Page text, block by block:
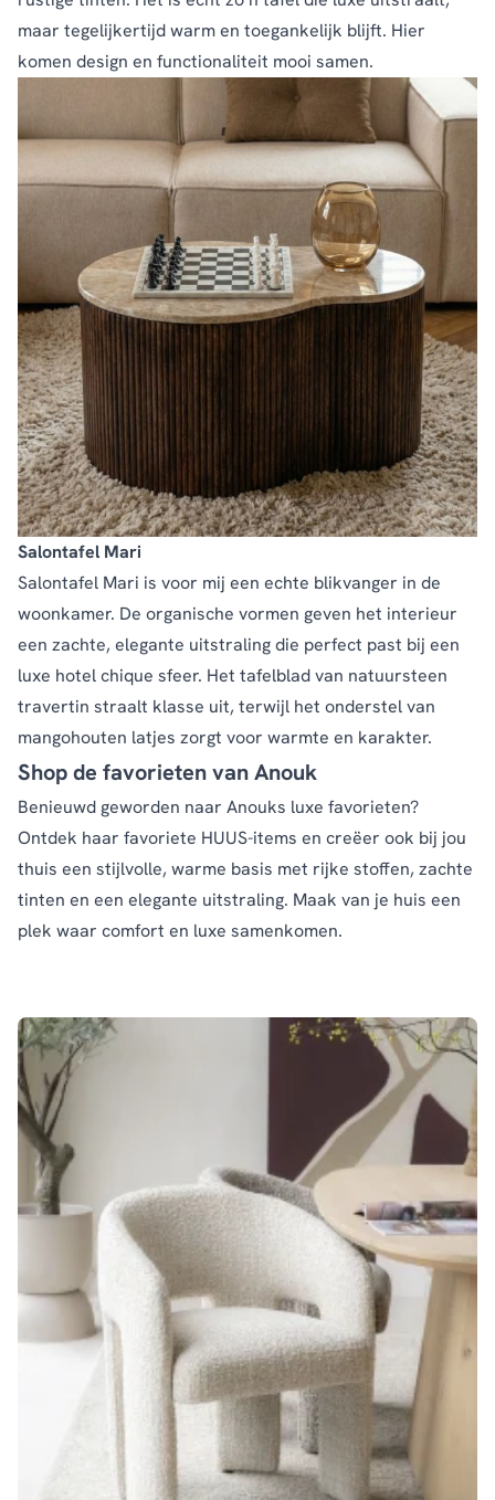
maar tegelijkertijd warm en toegankelijk blijft. Hier
komen design en functionaliteit mooi samen.
Salontafel Mari
Salontafel Mari is voor mij een echte blikvanger in de
woonkamer. De organische vormen geven het interieur
een zachte, elegante uitstraling die perfect past bij een
luxe hotel chique sfeer. Het tafelblad van natuursteen
travertin straalt klasse uit, terwijl het onderstel van
mangohouten latjes zorgt voor warmte en karakter.
Shop de favorieten van Anouk
Benieuwd geworden naar Anouks luxe favorieten?
Ontdek haar favoriete HUUS-items en creëer ook bij jou
thuis een stijlvolle, warme basis met rijke stoffen, zachte
tinten en een elegante uitstraling. Maak van je huis een
plek waar comfort en luxe samenkomen.